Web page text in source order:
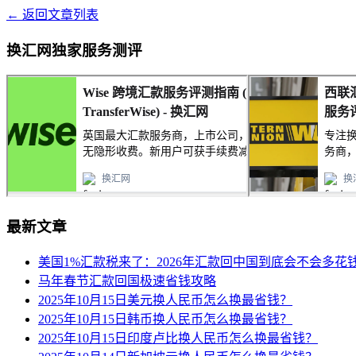
← 返回文章列表
换汇网独家服务测评
最新文章
美国1%汇款税来了：2026年汇款回中国到底会不会多花
马年春节汇款回国极速省钱攻略
2025年10月15日美元换人民币怎么换最省钱？
2025年10月15日韩币换人民币怎么换最省钱？
2025年10月15日印度卢比换人民币怎么换最省钱？